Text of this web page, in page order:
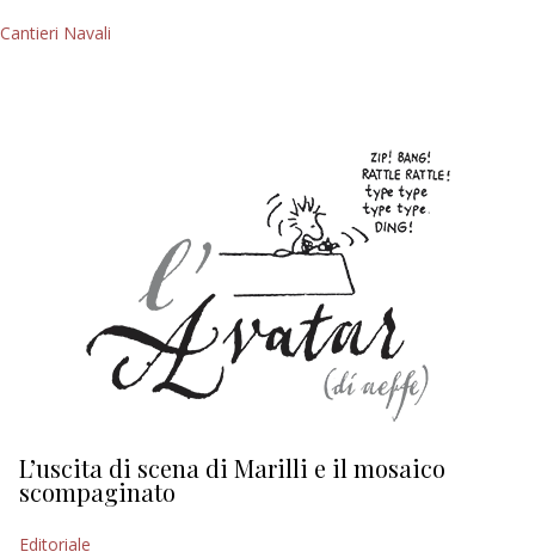
Cantieri Navali
L’uscita di scena di Marilli e il mosaico
scompaginato
Editoriale